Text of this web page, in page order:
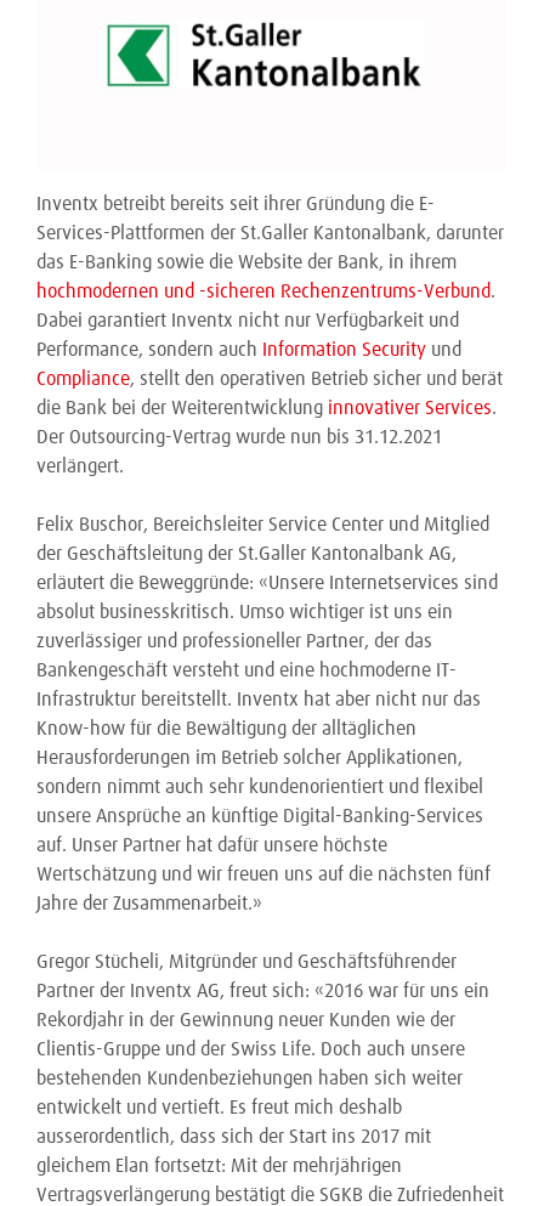
Inventx betreibt bereits seit ihrer Gründung die E-
Services-Plattformen der St.Galler Kantonalbank, darunter
das E-Banking sowie die Website der Bank, in ihrem
hochmodernen und -sicheren Rechenzentrums-Verbund.
Dabei garantiert Inventx nicht nur Verfügbarkeit und
Performance, sondern auch
Information Security und
Compliance, stellt den operativen Betrieb sicher und berät
die Bank bei der Weiterentwicklung innovativer Services.
Der Outsourcing-Vertrag wurde nun bis 31.12.2021
verlängert.
Felix Buschor, Bereichsleiter Service Center und Mitglied
der Geschäftsleitung der St.Galler Kantonalbank AG,
erläutert die Beweggründe: «Unsere Internetservices sind
absolut businesskritisch. Umso wichtiger ist uns ein
zuverlässiger und professioneller Partner, der das
Bankengeschäft versteht und eine hochmoderne IT-
Infrastruktur bereitstellt. Inventx hat aber nicht nur das
Know-how für die Bewältigung der alltäglichen
Herausforderungen im Betrieb solcher Applikationen,
sondern nimmt auch sehr kundenorientiert und flexibel
unsere Ansprüche an künftige Digital-Banking-Services
auf. Unser Partner hat dafür unsere höchste
Wertschätzung und wir freuen uns auf die nächsten fünf
Jahre der Zusammenarbeit.»
Gregor Stücheli, Mitgründer und Geschäftsführender
Partner der Inventx AG, freut sich: «2016 war für uns ein
Rekordjahr in der Gewinnung neuer Kunden wie der
Clientis-Gruppe und der Swiss Life. Doch auch unsere
bestehenden Kundenbeziehungen haben sich weiter
entwickelt und vertieft. Es freut mich deshalb
ausserordentlich, dass sich der Start ins 2017 mit
gleichem Elan fortsetzt: Mit der mehrjährigen
Vertragsverlängerung bestätigt die SGKB die Zufriedenheit